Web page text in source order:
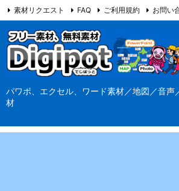
パワポ、エクセル、ワード素材／地図／音声
材
素材リクエスト FAQ ご利用規約 お問い
当サイト（Digipot.net）について